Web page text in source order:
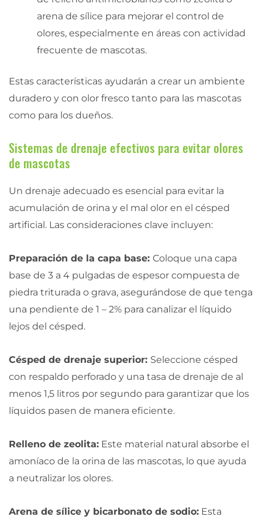
arena de sílice para mejorar el control de
olores, especialmente en áreas con actividad
frecuente de mascotas.
Estas características ayudarán a crear un ambiente
duradero y con olor fresco tanto para las mascotas
como para los dueños.
Sistemas de drenaje efectivos para evitar olores
de mascotas
Un drenaje adecuado es esencial para evitar la
acumulación de orina y el mal olor en el césped
artificial. Las consideraciones clave incluyen:
Preparación de la capa base: Coloque una capa
base de 3 a 4 pulgadas de espesor compuesta de
piedra triturada o grava, asegurándose de que tenga
una pendiente de 1 – 2% para canalizar el líquido
lejos del césped.
Césped de drenaje superior: Seleccione césped
con respaldo perforado y una tasa de drenaje de al
menos 1,5 litros por segundo para garantizar que los
líquidos pasen de manera eficiente.
Relleno de zeolita: Este material natural absorbe el
amoníaco de la orina de las mascotas, lo que ayuda
a neutralizar los olores.
Arena de sílice y bicarbonato de sodio: Esta